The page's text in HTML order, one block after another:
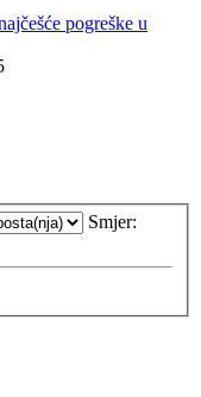
pogreške u
Smjer: